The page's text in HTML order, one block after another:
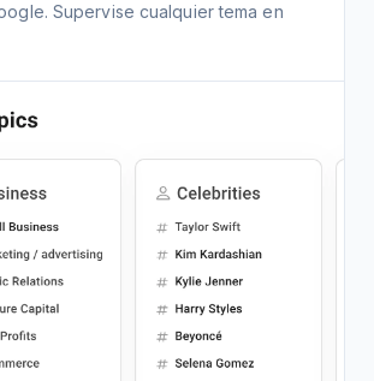
Supervise cualquier tema en